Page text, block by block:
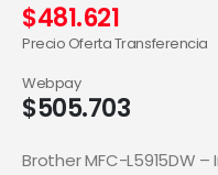
$481.621
Precio Oferta Transferencia
$505.703
Webpay
Brother MFC-L5915DW